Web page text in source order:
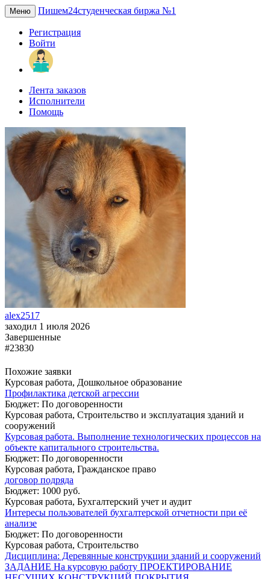
Меню Пишем24студенческая биржа №1
Регистрация
Войти
Лента заказов
Исполнители
Помощь
alex2517
заходил 1 июля 2026
Завершенные
#23830
Похожие заявки
Курсовая работа, Дошкольное образование
Профилактика детской агрессии
Бюджет: По договоренности
Курсовая работа, Строительство и эксплуатация зданий и
сооружений
Курсовая работа. Выполнение технологических процессов на
объекте капитального строительства.
Бюджет: По договоренности
Курсовая работа, Гражданское право
договор подряда
Бюджет: 1000 руб.
Курсовая работа, Бухгалтерский учет и аудит
Интересы пользователей бухгалтерской отчетности при её
анализе
Бюджет: По договоренности
Курсовая работа, Строительство
Дисциплина: Деревянные конструкции зданий и сооружений
ЗАДАНИЕ На курсовую работу ПРОЕКТИРОВАНИЕ